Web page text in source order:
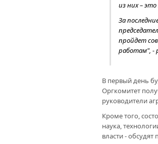
из них –
За
пройдет
работам", -
В первый день
Оргкомитет
руководители
Кроме того,
наука,
власти -